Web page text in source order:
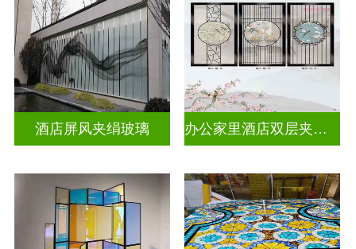
酒店屏风夹绢玻璃 办公家里酒店双层夹娟玻璃